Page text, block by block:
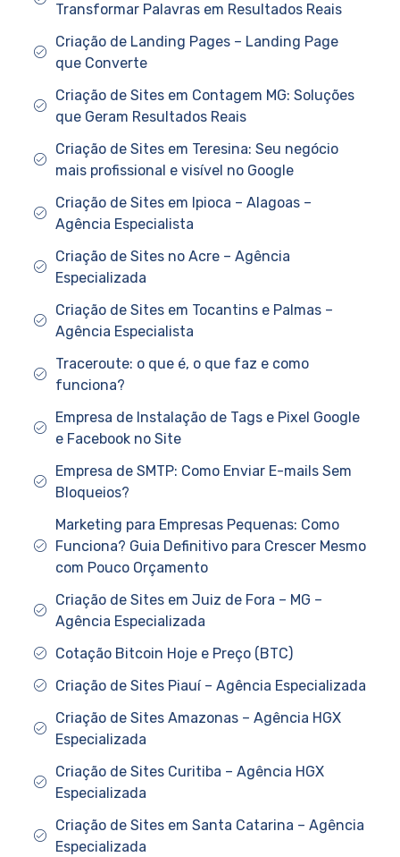
Transformar Palavras em Resultados Reais
Criação de Landing Pages – Landing Page
que Converte
Criação de Sites em Contagem MG: Soluções
que Geram Resultados Reais
Criação de Sites em Teresina: Seu negócio
mais profissional e visível no Google
Criação de Sites em Ipioca – Alagoas –
Agência Especialista
Criação de Sites no Acre – Agência
Especializada
Criação de Sites em Tocantins e Palmas –
Agência Especialista
Traceroute: o que é, o que faz e como
funciona?
Empresa de Instalação de Tags e Pixel Google
e Facebook no Site
Empresa de SMTP: Como Enviar E-mails Sem
Bloqueios?
Marketing para Empresas Pequenas: Como
Funciona? Guia Definitivo para Crescer Mesmo
com Pouco Orçamento
Criação de Sites em Juiz de Fora – MG –
Agência Especializada
Cotação Bitcoin Hoje e Preço (BTC)
Criação de Sites Piauí – Agência Especializada
Criação de Sites Amazonas – Agência HGX
Especializada
Criação de Sites Curitiba – Agência HGX
Especializada
Criação de Sites em Santa Catarina – Agência
Especializada